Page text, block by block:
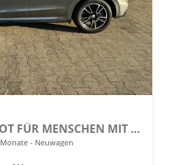
Top Selection ANGEBOT FÜR MENSCHEN MIT BEHINDERUNG AB 50%! 1.0 TSI 116PS, 15" Alu, Climatronic, SunSet, Multifunktions-Lederlenkrad beheizt, Infotainment 8", Smart Link, LED-Scheinwerfer, Nebelscheinwerfer, Parksensoren hinten, Sitzheizung, Tempomat, Fußmatten
Neuwagen